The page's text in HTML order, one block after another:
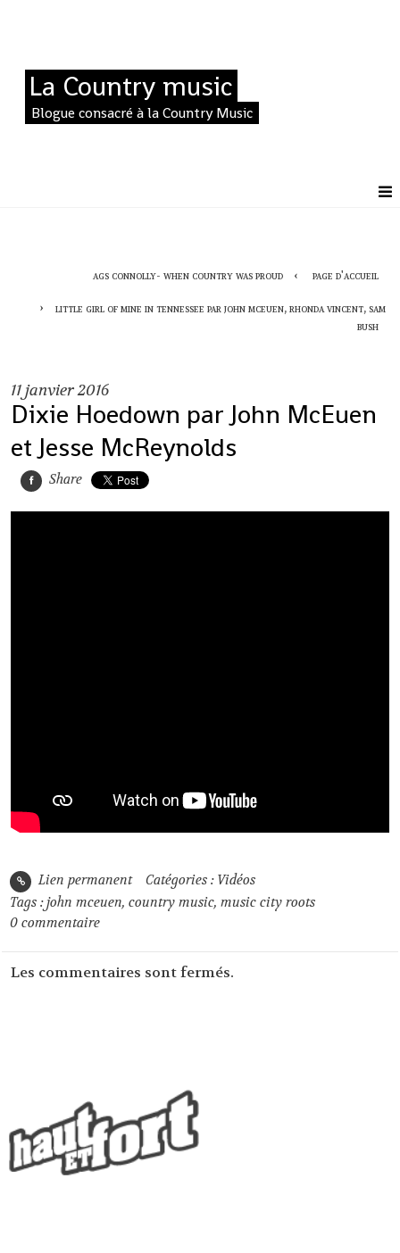
La Country music
Blogue consacré à la Country Music
ags connolly- when country was proud page d'accueil
little girl of mine in tennessee par john mceuen, rhonda vincent, sam
bush
11janvier 2016
Dixie Hoedown par John McEuen
et Jesse McReynolds
Share
Lien permanent Catégories : Vidéos
Tags :john mceuen,country music,music city roots
0 commentaire
Les commentaires sont fermés.